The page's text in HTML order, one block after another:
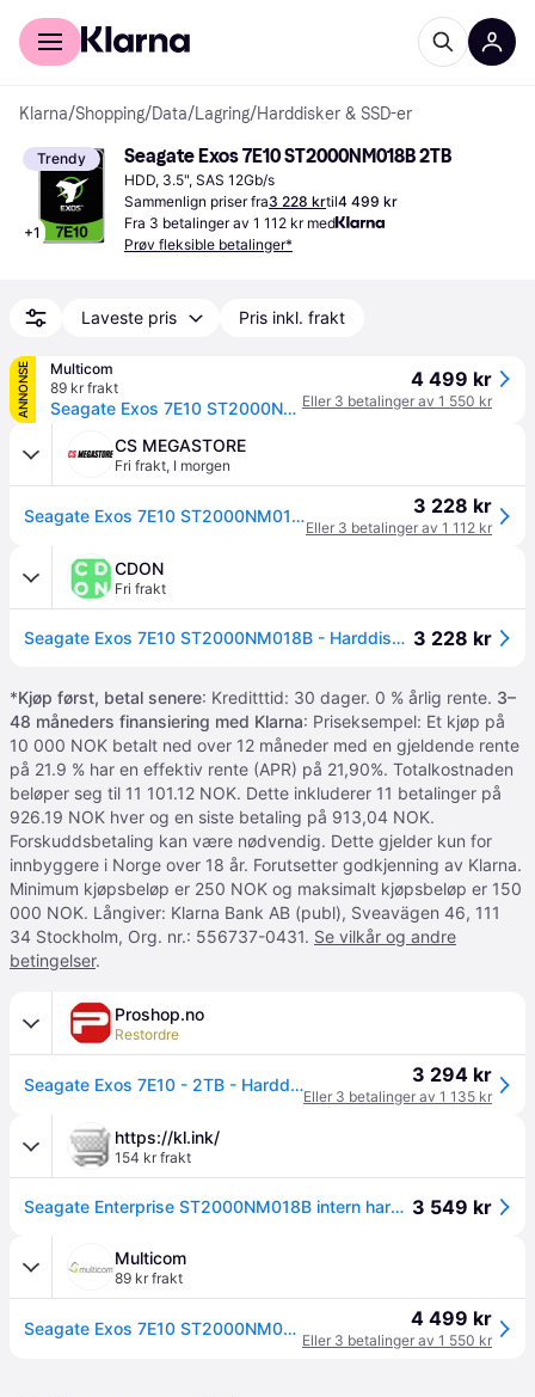
For kunder
Klarna/Shopping/Data/Lagring/Harddisker & SSD-er
Trendy
+1
Seagate Exos 7E10 ST2000NM018B 2TB
HDD, 3.5", SAS 12Gb/s
Sammenlign priser fra3 228 krtil4 499 kr
Fra 3 betalinger av 1 112 kr med
Prøv fleksible betalinger*
Laveste pris Pris inkl. frakt
ANNONSE
Multicom
89 kr frakt
Seagate Exos 7E10 ST2000NM018B - harddisk - 2 TB - SAS 12Gb/s (ST2000NM018B)
4 499 kr
Eller 3 betalinger av 1 550 kr
CS MEGASTORE
Fri frakt, I morgen
Seagate Exos 7E10 ST2000NM018B - Harddisk - 2 TB - intern - SAS 12Gb/s - 7200 rpm - buffer: 256 MB 3 228 kr
Eller 3 betalinger av 1 112 kr
CDON
Fri frakt
Seagate Exos 7E10 ST2000NM018B - Harddisk - 2 TB - intern - SAS 12Gb/s - 7200 rpm - buffer: 256 MB 3 228 kr
*Kjøp først, betal senere: Kreditttid: 30 dager. 0 % årlig rente. 3–
48 måneders finansiering med Klarna: Priseksempel: Et kjøp på
10 000 NOK betalt ned over 12 måneder med en gjeldende rente
på 21.9 % har en effektiv rente (APR) på 21,90%. Totalkostnaden
beløper seg til 11 101.12 NOK. Dette inkluderer 11 betalinger på
926.19 NOK hver og en siste betaling på 913,04 NOK.
Forskuddsbetaling kan være nødvendig. Dette gjelder kun for
innbyggere i Norge over 18 år. Forutsetter godkjenning av Klarna.
Minimum kjøpsbeløp er 250 NOK og maksimalt kjøpsbeløp er 150
000 NOK. Långiver: Klarna Bank AB (publ), Sveavägen 46, 111
34 Stockholm, Org. nr.: 556737-0431. Se vilkår og andre
betingelser.
Proshop.no
Restordre
Seagate Exos 7E10 - 2TB - Harddisk - ST2000NM018B - SAS3 - 3.5" 3 294 kr
Eller 3 betalinger av 1 135 kr
https://kl.ink/
154 kr frakt
Seagate Enterprise ST2000NM018B intern harddisk 2 TB 7200 RPM 256 MB 3.5" SAS 3 549 kr
Multicom
89 kr frakt
Seagate Exos 7E10 ST2000NM018B - harddisk - 2 TB - SAS 12Gb/s (ST2000NM018B) 4 499 kr
Eller 3 betalinger av 1 550 kr